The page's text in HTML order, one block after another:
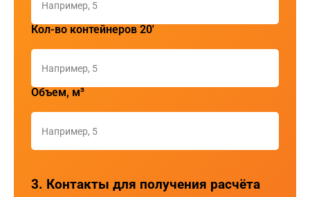
Кол-во контейнеров 20'
Объем, м³
3. Контакты для получения расчёта